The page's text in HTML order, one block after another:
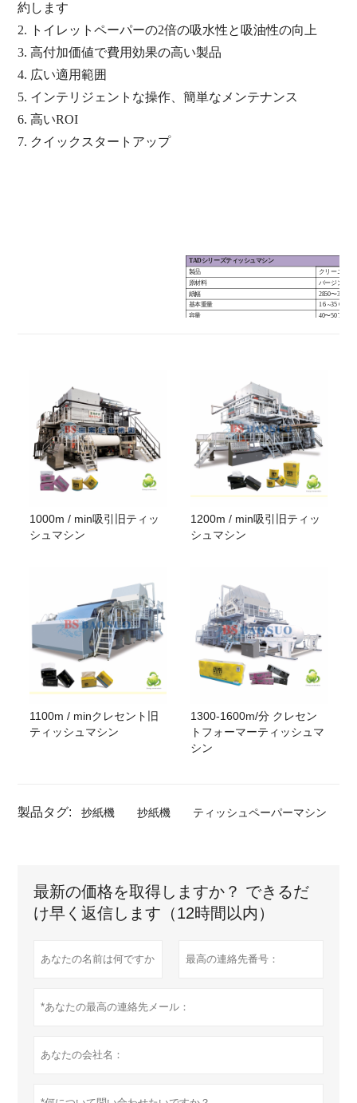
約します
2.
トイレットペーパーの2倍の吸水性と吸油性の向上
3.高付加価値で費用効果の高い製品
4. 広い適用範囲
5. インテリジェントな操作、簡単なメンテナンス
6.高いROI
7. クイックスタートアップ
TADシリーズティッシュマシン
製品
クリーニング
原材料
バージンパル
紙幅 2850〜3550
基本重量 16 ~35G / M
容量
40〜50T / 24H
ヤンキードライヤーの直径
1000m / min吸引旧ティッ
シュマシン
1200m / min吸引旧ティッ
シュマシン
1100m / minクレセント旧
ティッシュマシン
1300-1600m/分 クレセン
トフォーマーティッシュマ
シン
製品タグ: 抄紙機 抄紙機 ティッシュペーパーマシン
最新の価格を取得しますか？ できるだ
け早く返信します（12時間以内）